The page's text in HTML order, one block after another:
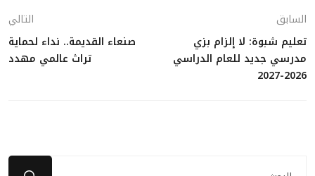
السابق
تعليم شبوة: لا إلزام بزي
مدرسي جديد للعام الدراسي
2026-2027
التالي
صنعاء القديمة.. نداء لحماية
تراث عالمي مهدد